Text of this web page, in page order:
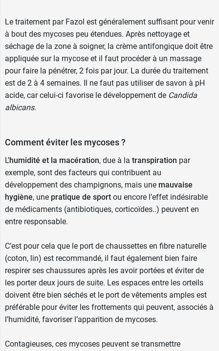
aussi vos chaussures et vos chaussettes avec
de la poudre Econazole.
Le traitement par Fazol est généralement suffisant pour venir
à bout des mycoses peu étendues. Après nettoyage et
séchage de la zone à soigner, la crème antifongique doit être
appliquée sur la mycose et il faut procéder à un massage
pour faire la pénétrer, 2 fois par jour. La durée du traitement
est de 2 à 4 semaines. Il ne faut pas utiliser de savon à pH
acide, car celui-ci favorise le développement de Candida
albicans.
Comment éviter les mycoses ?
L’humidité et la macération, due à la transpiration par
exemple, sont des facteurs qui contribuent au
développement des champignons, mais une mauvaise
hygiène, une pratique de sport ou encore l’effet indésirable
de médicaments (antibiotiques, corticoïdes..) peuvent en
entre responsable.
C’est pour cela que le port de chaussettes en fibre naturelle
(coton, lin) est recommandé, il faut également bien faire
respirer ses chaussures après les avoir portées et éviter de
les porter deux jours de suite. Les espaces entre les orteils
doivent être bien séchés et le port de vêtements amples est
préférable pour éviter les frottements qui peuvent, associés à
l’humidité, favoriser l’apparition de mycoses.
Contagieuses, ces mycoses peuvent se transmettre